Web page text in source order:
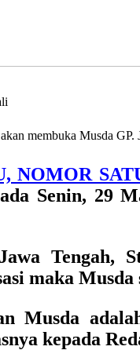
membuka Musda GP.
NOMOR
Senin, 29
Tengah,
maka
Musda
kepada